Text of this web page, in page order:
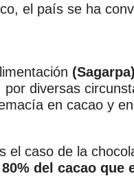
el país se ha
(Sagarpa)
diversas
en cacao y
el caso de la
80% del cacao que